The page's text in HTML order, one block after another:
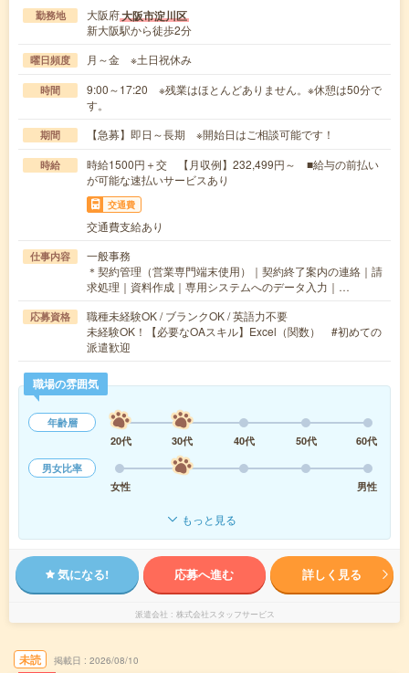
勤務地 大阪府大阪市淀川区
新大阪駅から徒歩2分
曜日頻度 月～金 ※土日祝休み
時間
9:00～17:20 ※残業はほとんどありません。※休憩は50分で
す。
期間 【急募】即日～長期 ※開始日はご相談可能です！
時給
時給1500円＋交 【月収例】232,499円～ ■給与の前払い
が可能な速払いサービスあり
交通費
交通費支給あり
仕事内容
一般事務
＊契約管理（営業専門端末使用）｜契約終了案内の連絡｜請
求処理｜資料作成｜専用システムへのデータ入力｜…
応募資格
職種未経験OK / ブランクOK / 英語力不要
未経験OK！【必要なOAスキル】Excel（関数） #初めての
派遣歓迎
職場の雰囲気
年齢層
20代
30代 40代 50代
60代
男女比率
女性
男性
もっと見る
気になる! 応募へ進む 詳しく見る
派遣会社 株式会社スタッフサービス
未読 掲載日 2026/08/10